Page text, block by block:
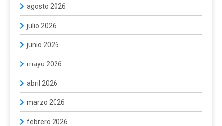
agosto 2026
julio 2026
junio 2026
mayo 2026
abril 2026
marzo 2026
febrero 2026